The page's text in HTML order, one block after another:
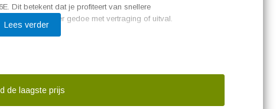
Dit betekent dat je profiteert van snellere
gamen, zonder gedoe met vertraging of uitval.
perfect past in elke woonomgeving, zonder storende
Lees verder
de laagste prijs